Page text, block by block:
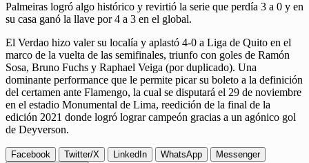
Palmeiras logró algo histórico y revirtió la serie que perdía 3 a 0 y en
su casa ganó la llave por 4 a 3 en el global.
El Verdao hizo valer su localía y aplastó 4-0 a Liga de Quito en el
marco de la vuelta de las semifinales, triunfo con goles de Ramón
Sosa, Bruno Fuchs y Raphael Veiga (por duplicado). Una
dominante performance que le permite picar su boleto a la definición
del certamen ante Flamengo, la cual se disputará el 29 de noviembre
en el estadio Monumental de Lima, reedición de la final de la
edición 2021 donde logró lograr campeón gracias a un agónico gol
de Deyverson.
Facebook Twitter/X LinkedIn WhatsApp
Messenger